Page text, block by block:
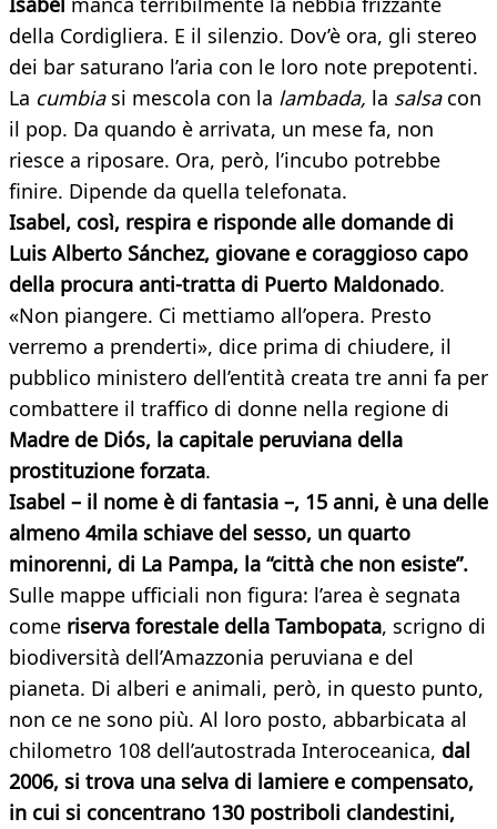
della Cordigliera. E il silenzio. Dov’è ora, gli stereo
dei bar saturano l’aria con le loro note prepotenti.
La cumbiasi mescola con la lambada, la salsacon
il pop. Da quando è arrivata, un mese fa, non
riesce a riposare. Ora, però, l’incubo potrebbe
finire. Dipende da quella telefonata.
Isabel, così, respira e risponde alle domande di
Luis Alberto Sánchez, giovane e coraggioso capo
della procura anti-tratta di Puerto Maldonado.
«Non piangere. Ci mettiamo all’opera. Presto
verremo a prenderti», dice prima di chiudere, il
pubblico ministero dell’entità creata tre anni fa per
combattere il traffico di donne nella regione di
Madre de Diós, la capitale peruviana della
prostituzione forzata.
Isabel – il nome è di fantasia –, 15 anni, è una delle
almeno 4mila schiave del sesso, un quarto
minorenni, di La Pampa, la “città che non esiste”.
Sulle mappe ufficiali non figura: l’area è segnata
come riserva forestale della Tambopata, scrigno di
biodiversità dell’Amazzonia peruviana e del
pianeta. Di alberi e animali, però, in questo punto,
non ce ne sono più. Al loro posto, abbarbicata al
chilometro 108 dell’autostrada Interoceanica, dal
2006, si trova una selva di lamiere e compensato,
in cui si concentrano 130 postriboli clandestini,